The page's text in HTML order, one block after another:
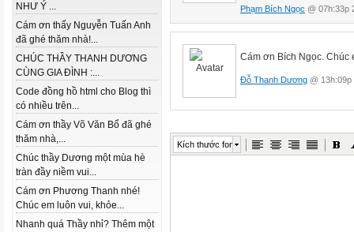
NHƯ Ý ...
Cám ơn thấy Nguyễn Tuấn Anh
đã ghé thăm nhà!...
CHÚC THẦY THANH DƯƠNG
CÙNG GIA ĐÌNH :...
Code đồng hồ html cho Blog thì
có nhiều trên...
Cám ơn thầy Võ Văn Bổ đã ghé
thăm nhà,...
Chúc thầy Dương một mùa hè
tràn đầy niềm vui...
Cám ơn Phương Thanh nhé!
Chúc em luôn vui, khỏe...
Nhanh quá Thầy nhỉ? Thêm một
Phạm Bích Ngọc @ 07h:33p
Cám ơn Bích Ngọc. Chúc
Đỗ Thanh Dương @ 13h:09p
Kích thước font